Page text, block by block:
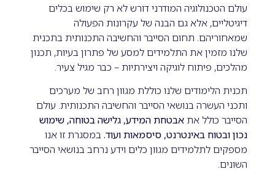
עולם הטכנולוגיה המודרני דורש לא רק שימוש בכלים
דיגיטליים, אלא גם הבנה של עקרונות הפעולה
שמאחוריהם. תחום הסייבר והחשיבה התכנותית בתכנית
שלנו מזמין את התלמידים למסע של פתרון בעיות, תכנון
מהלכים, פיתוח לוגיקה ויצירתיות – כבר מגיל צעיר.
תכנית הלימודים שלנו כוללת מגוון רחב של מערכים
ותכני העשרה בנושאי הסייבר והחשיבה התכנותית. עולם
הסייבר כולל את אבטחת המידע, גלישה בטוחה, שימוש
נכון ובטוח באינטרנט, סיסמאות ועוד.במסגרת זו אנו
מספקים לתלמידים מגוון כלים וידע נרחב בנושאי הסייבר
השונים.